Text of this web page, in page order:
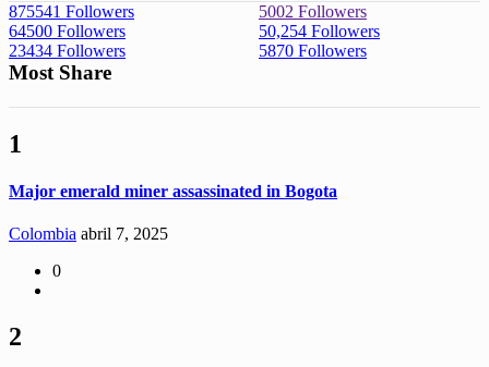
875541 Followers 5002 Followers
64500 Followers 50,254 Followers
23434 Followers 5870 Followers
Most Share
1
Major emerald miner assassinated in Bogota
Colombia abril 7, 2025
0
2